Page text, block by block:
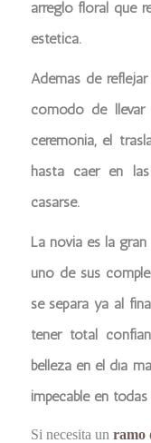
arreglo floral que
estética.
Además de
cómodo de
ceremonia, el
hasta caer en
casarse.
La novia es la
uno de sus
se separa ya al
tener total
belleza en el día
impecable en
Si necesita un ramo